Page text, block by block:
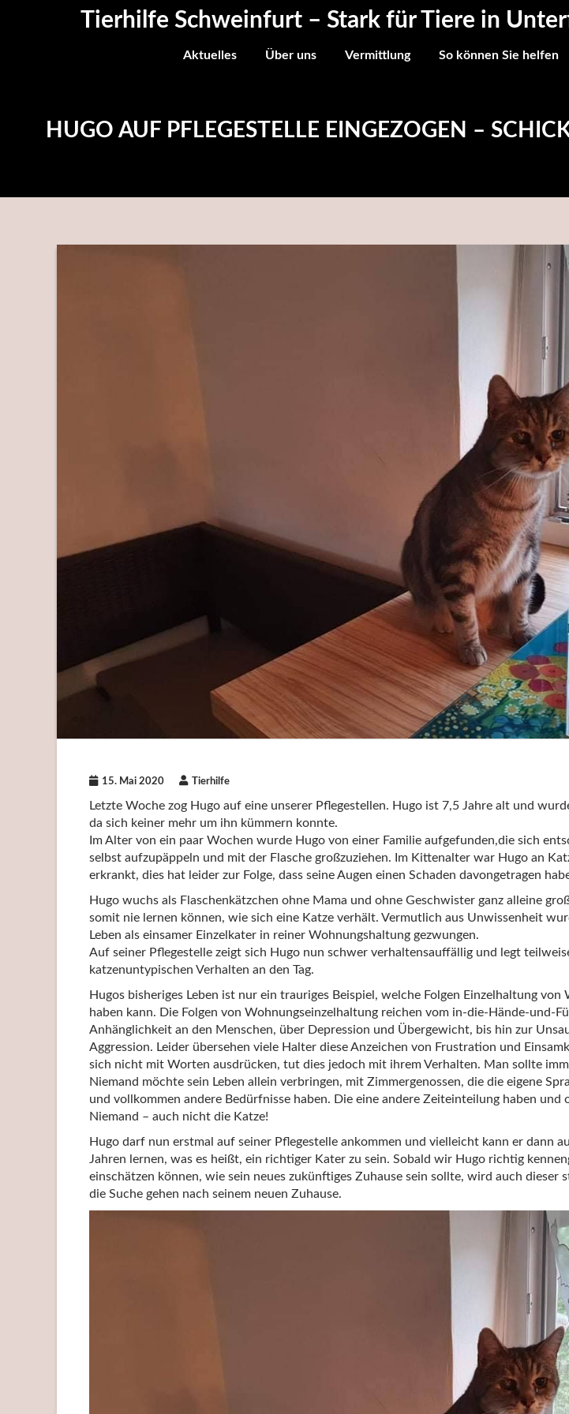
Tierhilfe Schweinfurt – Stark für Tiere in
Aktuelles Über uns Vermittlung So können Sie helfen
HUGO AUF PFLEGESTELLE EINGEZOGEN –
15. Mai 2020 Tierhilfe
Letzte Woche zog Hugo auf eine unserer Pflegestellen. Hugo ist 7,5 Jahre alt und
da sich keiner mehr um ihn kümmern konnte.
Im Alter von ein paar Wochen wurde Hugo von einer Familie aufgefunden,die sich
selbst aufzupäppeln und mit der Flasche großzuziehen. Im Kittenalter war Hugo an
erkrankt, dies hat leider zur Folge, dass seine Augen einen Schaden davongetragen
Hugo wuchs als Flaschenkätzchen ohne Mama und ohne Geschwister ganz alleine
somit nie lernen können, wie sich eine Katze verhält. Vermutlich aus Unwissenheit
Leben als einsamer Einzelkater in reiner Wohnungshaltung gezwungen.
Auf seiner Pflegestelle zeigt sich Hugo nun schwer verhaltensauffällig und legt
katzenuntypischen Verhalten an den Tag.
Hugos bisheriges Leben ist nur ein trauriges Beispiel, welche Folgen Einzelhaltung von
haben kann. Die Folgen von Wohnungseinzelhaltung reichen vom in-die-Hände-und-
Anhänglichkeit an den Menschen, über Depression und Übergewicht, bis hin zur
Aggression. Leider übersehen viele Halter diese Anzeichen von Frustration und
sich nicht mit Worten ausdrücken, tut dies jedoch mit ihrem Verhalten. Man sollte
Niemand möchte sein Leben allein verbringen, mit Zimmergenossen, die die eigene
und vollkommen andere Bedürfnisse haben. Die eine andere Zeiteinteilung haben und
Niemand – auch nicht die Katze!
Hugo darf nun erstmal auf seiner Pflegestelle ankommen und vielleicht kann er dann
Jahren lernen, was es heißt, ein richtiger Kater zu sein. Sobald wir Hugo richtig
einschätzen können, wie sein neues zukünftiges Zuhause sein sollte, wird auch dieser
die Suche gehen nach seinem neuen Zuhause.